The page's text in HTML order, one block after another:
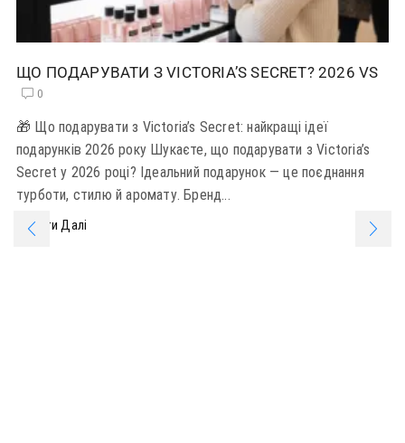
ЩО ПОДАРУВАТИ З VICTORIA’S SECRET? 2026 VS
0
🎁 Що подарувати з Victoria’s Secret: найкращі ідеї
подарунків 2026 року Шукаєте, що подарувати з Victoria’s
Secret у 2026 році? Ідеальний подарунок — це поєднання
турботи, стилю й аромату. Бренд...
Читати Далі